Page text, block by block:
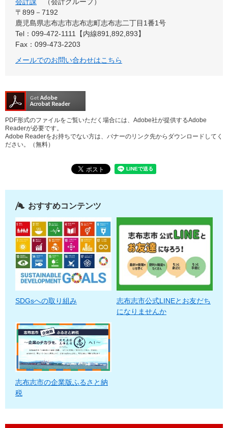
会計課
会計グループ
〒899－7192
鹿児島県志布志市志布志町志布志二丁目1番1号
Tel：099-472-1111【内線891,892,893】
Fax：099-473-2203
メールでのお問い合わせはこちら
PDF形式のファイルをご覧いただく場合には、Adobe社が提供するAdobe
Readerが必要です。
Adobe Readerをお持ちでない方は、バナーのリンク先からダウンロードしてく
ださい。（無料）
おすすめコンテンツ
SDGsへの取り組み
志布志市公式LINEとお友だち
になりませんか
志布志市の企業版ふるさと納
税